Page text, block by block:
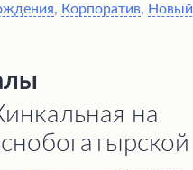
, Корпоратив, Новый
на